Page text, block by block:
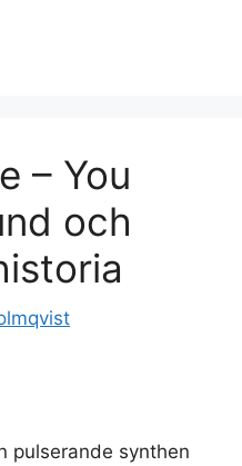
– You
och
pulserande synthen